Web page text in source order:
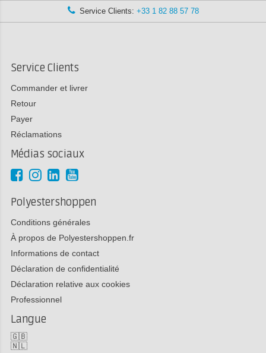
Service Clients: +33 1 82 88 57 78
Service Clients
Commander et livrer
Retour
Payer
Réclamations
Médias sociaux
Polyestershoppen
Conditions générales
À propos de Polyestershoppen.fr
Informations de contact
Déclaration de confidentialité
Déclaration relative aux cookies
Professionnel
Langue
🇬🇧
🇳🇱